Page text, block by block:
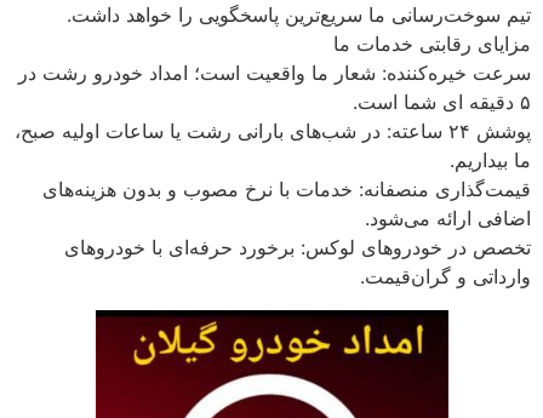
تیم سوخت‌رسانی ما سریع‌ترین پاسخگویی را خواهد داشت.
مزایای رقابتی خدمات ما
سرعت خیره‌کننده: شعار ما واقعیت است؛ امداد خودرو رشت در
۵ دقیقه ای شما است.
پوشش ۲۴ ساعته: در شب‌های بارانی رشت یا ساعات اولیه صبح،
ما بیداریم.
قیمت‌گذاری منصفانه: خدمات با نرخ مصوب و بدون هزینه‌های
اضافی ارائه می‌شود.
تخصص در خودروهای لوکس: برخورد حرفه‌ای با خودروهای
وارداتی و گران‌قیمت.